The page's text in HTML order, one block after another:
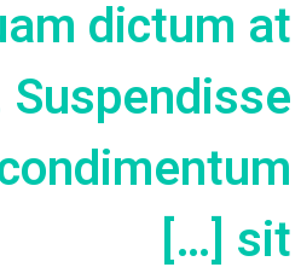
dictum at
sit […]